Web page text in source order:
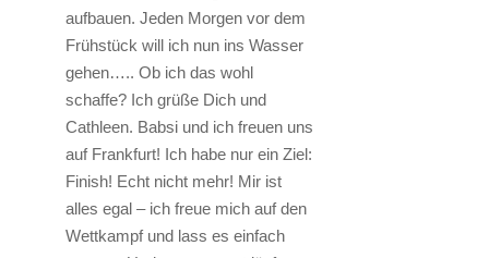
aufbauen. Jeden Morgen vor dem
Frühstück will ich nun ins Wasser
gehen….. Ob ich das wohl
schaffe? Ich grüße Dich und
Cathleen. Babsi und ich freuen uns
auf Frankfurt! Ich habe nur ein Ziel:
Finish! Echt nicht mehr! Mir ist
alles egal – ich freue mich auf den
Wettkampf und lass es einfach